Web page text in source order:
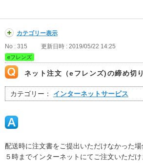
カテゴリー表示
No : 315
更新日時 : 2019/05/22 14:25
eフレンズ
ネット注文（eフレンズ)の締め切
カテゴリー： インターネットサービス
配送時に注文書をご提出いただけなかった
５時までインターネットにてご注文いただけ